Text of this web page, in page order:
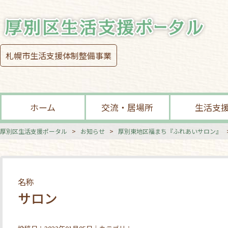
札幌市生活支援体制整備事業
ホーム 交流・居場所 生活支
厚別区生活支援ポータル > お知らせ > 厚別東地区福まち『ふれあいサロン』
名称
サロン